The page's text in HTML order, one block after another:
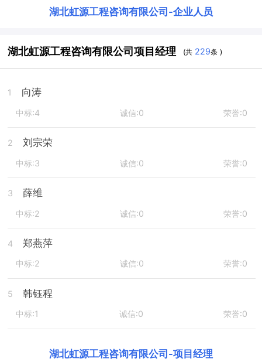
湖北虹源工程咨询有限公司 -企业人员
湖北虹源工程咨询有限公司项目经理 (共 229条 )
1 向涛
中标:4 诚信:0 荣誉:0
2 刘宗荣
中标:3 诚信:0 荣誉:0
3 薛维
中标:2 诚信:0 荣誉:0
4 郑燕萍
中标:2 诚信:0 荣誉:0
5 韩钰程
中标:1 诚信:0 荣誉:0
湖北虹源工程咨询有限公司 -项目经理